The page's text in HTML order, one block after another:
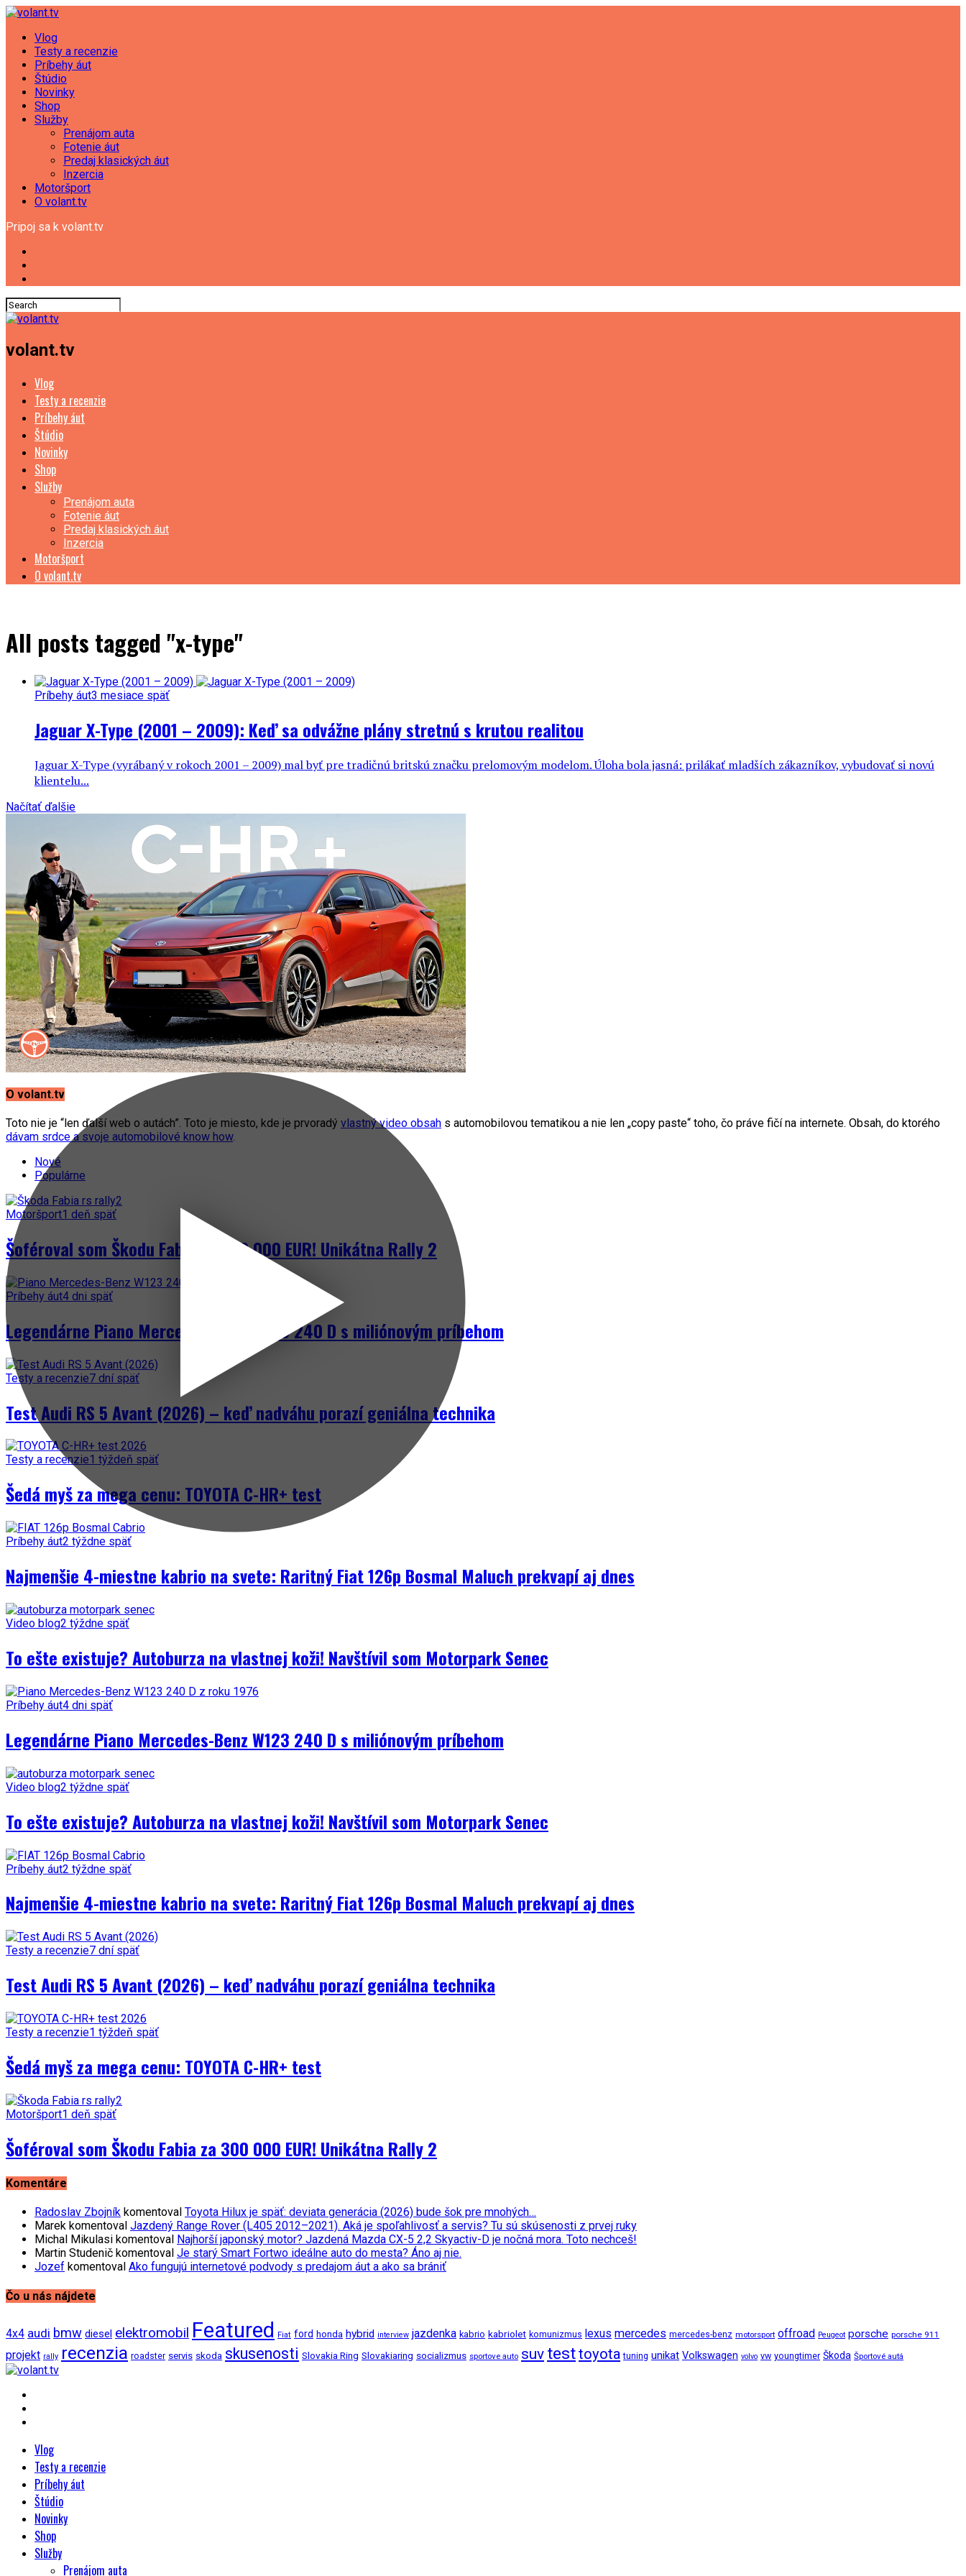
Vlog
Testy a recenzie
Príbehy áut
Štúdio
Novinky
Shop
Služby
Prenájom auta
Fotenie áut
Predaj klasických áut
Inzercia
Motoršport
O volant.tv
Pripoj sa k volant.tv
volant.tv
Vlog
Testy a recenzie
Príbehy áut
Štúdio
Novinky
Shop
Služby
Prenájom auta
Fotenie áut
Predaj klasických áut
Inzercia
Motoršport
O volant.tv
All posts tagged "x-type"
Príbehy áut3 mesiace späť
Jaguar X-Type (2001 – 2009): Keď sa odvážne plány stretnú s krutou realitou
Jaguar X-Type (vyrábaný v rokoch 2001 – 2009) mal byť pre tradičnú britskú značku prelomovým modelom. Úloha bola jasná: prilákať mladších zákazníkov, vybudovať si novú
klientelu...
Načítať ďalšie
O volant.tv
Toto nie je “len ďalší web o autách”. Toto je miesto, kde je prvoradý vlastný video obsah s automobilovou tematikou a nie len „copy paste“ toho, čo práve fičí na internete. Obsah, do ktorého
dávam srdce a svoje automobilové know how.
Nové
Populárne
Motoršport1 deň späť
Šoféroval som Škodu Fabia za 300 000 EUR! Unikátna Rally 2
Príbehy áut4 dni späť
Legendárne Piano Mercedes-Benz W123 240 D s miliónovým príbehom
Testy a recenzie7 dní späť
Test Audi RS 5 Avant (2026) – keď nadváhu porazí geniálna technika
Testy a recenzie1 týždeň späť
Šedá myš za mega cenu: TOYOTA C-HR+ test
Príbehy áut2 týždne späť
Najmenšie 4-miestne kabrio na svete: Raritný Fiat 126p Bosmal Maluch prekvapí aj dnes
Video blog2 týždne späť
To ešte existuje? Autoburza na vlastnej koži! Navštívil som Motorpark Senec
Príbehy áut4 dni späť
Legendárne Piano Mercedes-Benz W123 240 D s miliónovým príbehom
Video blog2 týždne späť
To ešte existuje? Autoburza na vlastnej koži! Navštívil som Motorpark Senec
Príbehy áut2 týždne späť
Najmenšie 4-miestne kabrio na svete: Raritný Fiat 126p Bosmal Maluch prekvapí aj dnes
Testy a recenzie7 dní späť
Test Audi RS 5 Avant (2026) – keď nadváhu porazí geniálna technika
Testy a recenzie1 týždeň späť
Šedá myš za mega cenu: TOYOTA C-HR+ test
Motoršport1 deň späť
Šoféroval som Škodu Fabia za 300 000 EUR! Unikátna Rally 2
Komentáre
Radoslav Zbojník komentoval Toyota Hilux je späť: deviata generácia (2026) bude šok pre mnohých…
Marek komentoval Jazdený Range Rover (L405 2012–2021). Aká je spoľahlivosť a servis? Tu sú skúsenosti z prvej ruky
Michal Mikulasi komentoval Najhorší japonský motor? Jazdená Mazda CX-5 2,2 Skyactiv-D je nočná mora. Toto nechceš!
Martin Studenič komentoval Je starý Smart Fortwo ideálne auto do mesta? Áno aj nie.
Jozef komentoval Ako fungujú internetové podvody s predajom áut a ako sa brániť
Čo u nás nájdete
4x4 audi bmw diesel elektromobil Featured Fiat ford honda hybrid interview jazdenka kabrio kabriolet komunizmus lexus mercedes mercedes-benz motorsport offroad Peugeot porsche porsche 911
projekt rally recenzia roadster servis skoda skusenosti Slovakia Ring Slovakiaring socializmus sportove auto suv testtoyota tuning unikat Volkswagen volvo vw youngtimer Škoda Športové autá
Vlog
Testy a recenzie
Príbehy áut
Štúdio
Novinky
Shop
Služby
Prenájom auta